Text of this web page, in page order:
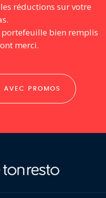
réductions sur votre
portefeuille bien remplis
merci.
AVEC PROMOS